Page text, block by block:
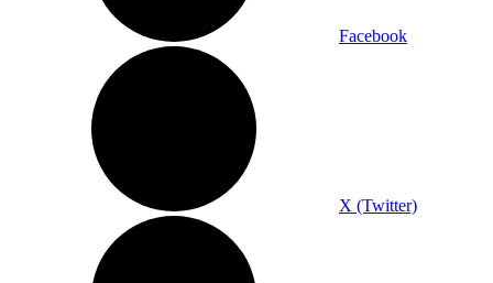
Facebook
X (Twitter)